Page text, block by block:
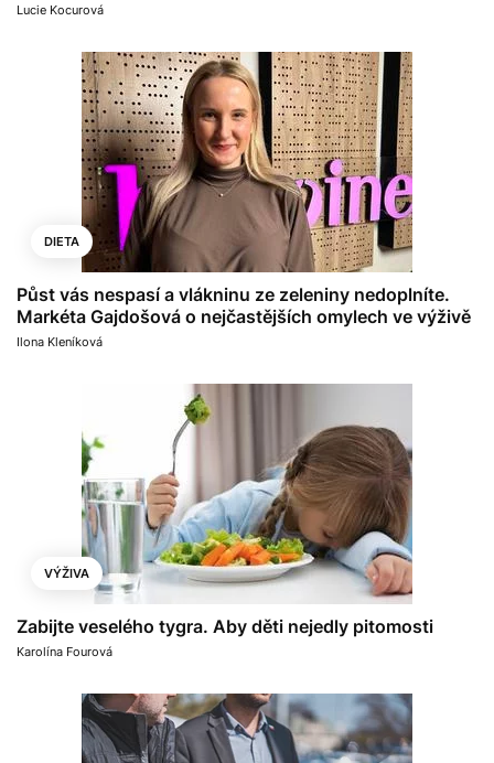
Lucie Kocurová
DIETA
Půst vás nespasí a vlákninu ze zeleniny nedoplníte.
Markéta Gajdošová o nejčastějších omylech ve výživě
Ilona Kleníková
VÝŽIVA
Zabijte veselého tygra. Aby děti nejedly pitomosti
Karolína Fourová